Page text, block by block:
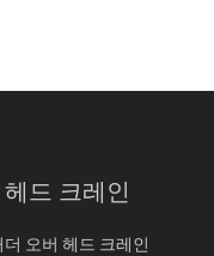
드 크레인
더 오버 헤드 크레인